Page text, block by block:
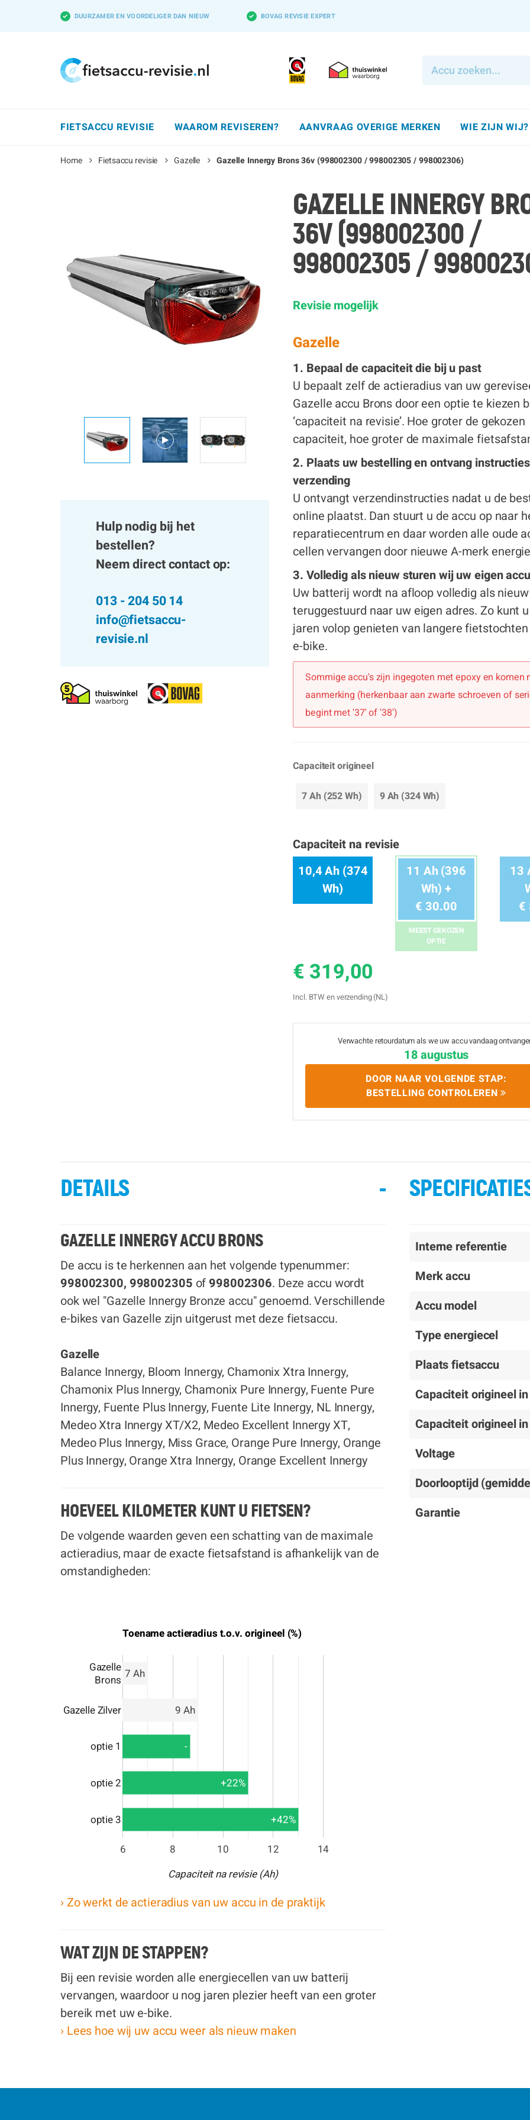
✓ DUURZAMER EN VOORDELIGER DAN NIEUW ✓ BOVAG REVISIE EXPERT
FIETSACCU REVISIE WAAROM REVISEREN? AANVRAAG OVERIGE MERKEN WIE ZIJN WIJ?
Home Fietsaccu revisie Gazelle Gazelle Innergy Brons 36v (998002300 / 998002305 / 998002306)
Hulp nodig bij het
bestellen?
Neem direct contact op:
013 - 204 50 14
info@fietsaccu-
revisie.nl
GAZELLE INNERGY
36V (998002300 /
998002305 /
€ 319,00
Revisie mogelijk
Gazelle
1. Bepaal de capaciteit die bij u past
U bepaalt zelf de actieradius van uw
Gazelle accu Brons door een optie te kiezen
‘capaciteit na revisie’. Hoe groter de gekozen
capaciteit, hoe groter de maximale
2. Plaats uw bestelling en ontvang
verzending
U ontvangt verzendinstructies nadat u de
online plaatst. Dan stuurt u de accu op naar
reparatiecentrum en daar worden alle oude
cellen vervangen door nieuwe A-merk
3. Volledig als nieuw sturen wij uw eigen
Uw batterij wordt na afloop volledig als nieuw
teruggestuurd naar uw eigen adres. Zo kunt
jaren volop genieten van langere
e-bike.
Sommige accu's zijn ingegoten met epoxy en komen
aanmerking (herkenbaar aan zwarte schroeven of
begint met '37' of '38')
Capaciteit origineel
7 Ah (252 Wh) 9 Ah (324 Wh)
Capaciteit na revisie
10,4 Ah (374
Wh)
11 Ah (396
Wh) +
€ 30.00
MEEST GEKOZEN
OPTIE
13
€
€ 319,00
Incl. BTW en verzending (NL)
Verwachte retourdatum als we uw accu vandaag
18 augustus
DOOR NAAR VOLGENDE STAP:
BESTELLING CONTROLEREN
DETAILS -
GAZELLE INNERGY ACCU BRONS
De accu is te herkennen aan het volgende typenummer:
998002300, 998002305 of998002306. Deze accu wordt
ook wel "Gazelle Innergy Bronze accu" genoemd. Verschillende
e-bikes van Gazelle zijn uitgerust met deze fietsaccu.
Gazelle
Balance Innergy, Bloom Innergy, Chamonix Xtra Innergy,
Chamonix Plus Innergy, Chamonix Pure Innergy, Fuente Pure
Innergy, Fuente Plus Innergy, Fuente Lite Innergy, NL Innergy,
Medeo Xtra Innergy XT/X2, Medeo Excellent Innergy XT,
Medeo Plus Innergy, Miss Grace, Orange Pure Innergy, Orange
Plus Innergy, Orange Xtra Innergy, Orange Excellent Innergy
HOEVEEL KILOMETER KUNT U FIETSEN?
De volgende waarden geven een schatting van de maximale
actieradius, maar de exacte fietsafstand is afhankelijk van de
omstandigheden:
Toename actieradius t.o.v. origineel (%)
6 8 10 12 14
Gazelle
Brons
Gazelle Zilver
optie 1
optie 2
optie 3
7 Ah
9 Ah
-
+22%
+42%
Capaciteit na revisie (Ah)
› Zo werkt de actieradius van uw accu in de praktijk
WAT ZIJN DE STAPPEN?
Bij een revisie worden alle energiecellen van uw batterij
vervangen, waardoor u nog jaren plezier heeft van een groter
bereik met uw e-bike.
› Lees hoe wij uw accu weer als nieuw maken
Interne referentie
Merk accu
Accu model
Type energiecel
Plaats fietsaccu
Capaciteit origineel
Capaciteit origineel
Voltage
Doorlooptijd
Garantie